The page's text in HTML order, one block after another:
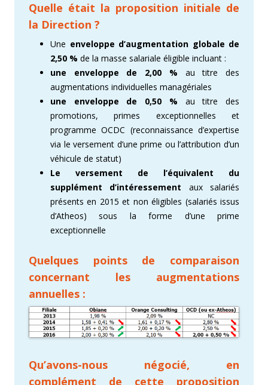
Quelle était la proposition initiale de
la Direction ?
Une enveloppe d’augmentation globale de
2,50 % de la masse salariale éligible incluant :
une enveloppe de 2,00 % au titre des
augmentations individuelles managériales
une enveloppe de 0,50 % au titre des
promotions, primes exceptionnelles et
programme OCDC (reconnaissance d’expertise
via le versement d’une prime ou l’attribution d’un
véhicule de statut)
Le versement de l’équivalent du
supplément d’intéressement aux salariés
présents en 2015 et non éligibles (salariés issus
d’Atheos) sous la forme d’une prime
exceptionnelle
Quelques points de comparaison
concernant les augmentations
annuelles :
Qu’avons-nous négocié, en
complément de cette proposition